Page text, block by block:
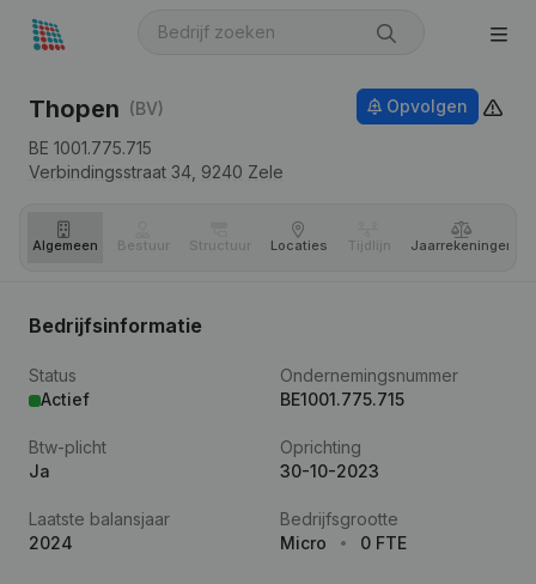
Thopen (BV)
BE 1001.775.715
Verbindingsstraat 34, 9240 Zele
Opvolgen
Algemeen Bestuur Structuur Locaties Tijdlijn Jaar­rekeningen
Bedrijfsinformatie
Status
Actief
Ondernemingsnummer
BE1001.775.715
Btw-plicht
Ja
Oprichting
30-10-2023
Laatste balansjaar
2024
Bedrijfsgrootte
Micro
0 FTE